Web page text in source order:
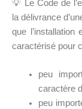
💡 Le Code de
la délivrance
que
caractérisé pour
peu
caractère
peu